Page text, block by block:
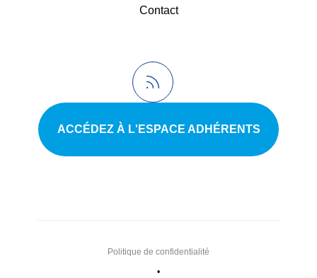
Contact
ACCÉDEZ À L'ESPACE ADHÉRENTS
•
Politique de confidentialité